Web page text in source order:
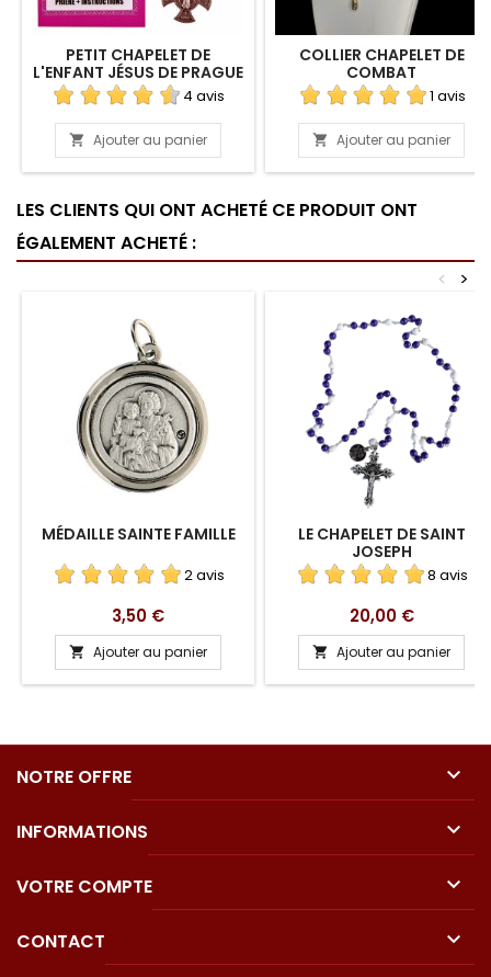
PETIT CHAPELET DE
L'ENFANT JÉSUS DE PRAGUE
4 avis
 Ajouter au panier
COLLIER CHAPELET DE
COMBAT
1 avis
 Ajouter au panier
LES CLIENTS QUI ONT ACHETÉ CE PRODUIT ONT
ÉGALEMENT ACHETÉ :
>
<
MÉDAILLE SAINTE FAMILLE
2 avis
Prix
3,50 €
 Ajouter au panier
LE CHAPELET DE SAINT
JOSEPH
8 avis
Prix
20,00 €
 Ajouter au panier
NOTRE OFFRE 
INFORMATIONS 
VOTRE COMPTE 
CONTACT 